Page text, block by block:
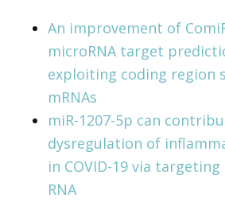
An improvement of
microRNA target
exploiting coding region
mRNAs
miR-1207-5p can
dysregulation of
in COVID-19 via targeting
RNA